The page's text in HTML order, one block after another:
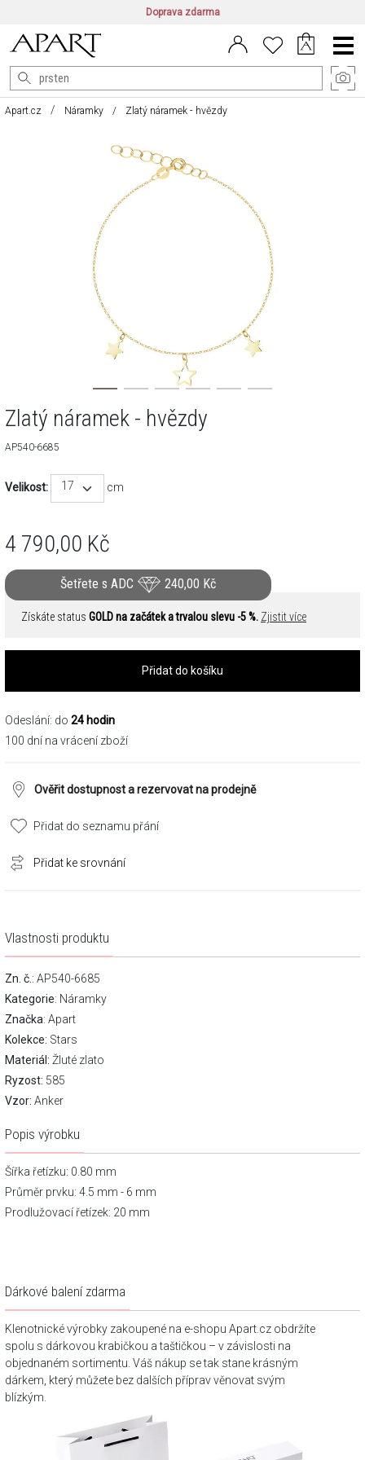
Doprava zdarma
CZ/CZK | EN/EUR PL/PLN
Main
Menu
Apart.cz Náramky Zlatý náramek - hvězdy
Zlatý náramek - hvězdy
AP540-6685
Velikost: 17 cm
4 790,00 Kč
Šetřete s ADC 240,00 Kč
Získáte status GOLD na začátek a trvalou slevu -5 %. Zjistit více
Přidat do košíku
Odeslání: do 24 hodin
100 dní na vrácení zboží
Ověřit dostupnost a rezervovat na prodejně
Přidat do seznamu přání
Přidat ke srovnání
Vlastnosti produktu
Zn. č. : AP540-6685
Kategorie: Náramky
Značka: Apart
Kolekce: Stars
Materiál: Žluté zlato
Ryzost: 585
Vzor: Anker
Popis výrobku
Šířka řetízku: 0.80 mm
Průměr prvku: 4.5 mm - 6 mm
Prodlužovací řetízek: 20 mm
Dárkové balení zdarma
Klenotnické výrobky zakoupené na e-shopu Apart.cz obdržíte
spolu s dárkovou krabičkou a taštičkou – v závislosti na
objednaném sortimentu. Váš nákup se tak stane krásným
dárkem, který můžete bez dalších příprav věnovat svým
blízkým.